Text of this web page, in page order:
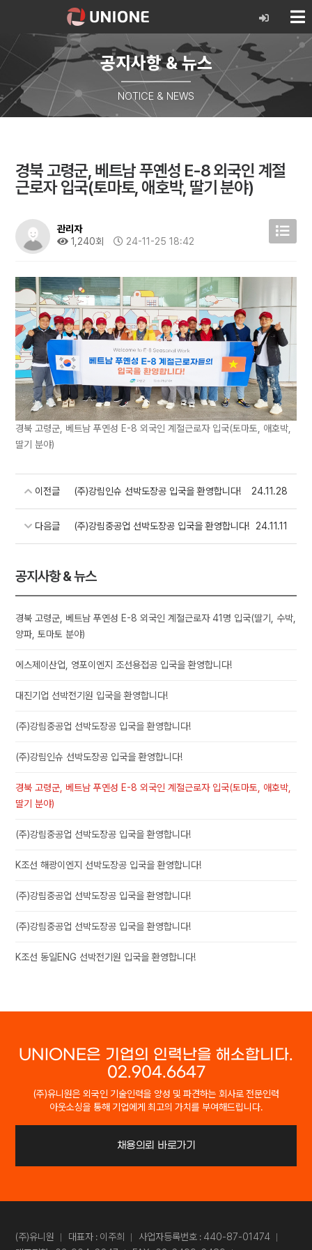
공지사항 & 뉴스
NOTICE & NEWS
공지사항 & 뉴스
경북 고령군, 베트남 푸옌성 E-8 외국인 계절근로자 41명 입국(딸기, 수박,
양파, 토마토 분야)
에스제이산업, 영포이엔지 조선용접공 입국을 환영합니다!
대진기업 선박전기원 입국을 환영합니다!
(주)강림중공업 선박도장공 입국을 환영합니다!
(주)강림인슈 선박도장공 입국을 환영합니다!
경북 고령군, 베트남 푸옌성 E-8 외국인 계절근로자 입국(토마토, 애호박,
딸기 분야)
(주)강림중공업 선박도장공 입국을 환영합니다!
K조선 해광이엔지 선박도장공 입국을 환영합니다!
(주)강림중공업 선박도장공 입국을 환영합니다!
(주)강림중공업 선박도장공 입국을 환영합니다!
K조선 동일ENG 선박전기원 입국을 환영합니다!
경북 고령군, 베트남 푸옌성 E-8 외국인 계절
근로자 입국(토마토, 애호박, 딸기 분야)
관리자
1,240회
24-11-25 18:42
경북 고령군, 베트남 푸옌성 E-8 외국인 계절근로자 입국(토마토, 애호박,
딸기 분야)
이전글 (주)강림인슈 선박도장공 입국을 환영합니다! 24.11.28
다음글 (주)강림중공업 선박도장공 입국을 환영합니다! 24.11.11
UNIONE은 기업의 인력난을 해소합니다.
02.904.6647
(주)유니원은 외국인 기술인력을 양성 및 파견하는 회사로 전문인력
아웃소싱을 통해 기업에게 최고의 가치를 부여해드립니다.
채용의뢰 바로가기
(주)유니원 대표자 : 이주희
사업자등록번호 : 440-87-01474